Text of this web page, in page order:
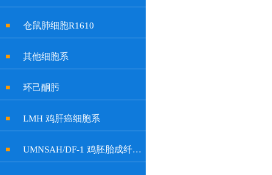
仓鼠肺细胞R1610
其他细胞系
环己酮肟
LMH 鸡肝癌细胞系
UMNSAH/DF-1 鸡胚胎成纤维细胞系